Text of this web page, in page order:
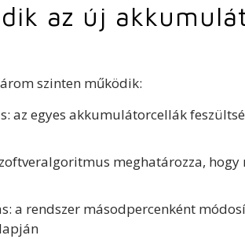
az új
szinten működik:
az egyes akkumulátorcellák
meghatározza,
a rendszer másodpercenként